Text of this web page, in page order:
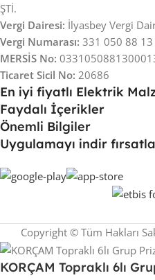
ŞTİ.
Vergi Dairesi: İlyasbey Vergi
Vergi Numarası: 331 050 88 13
MERSİS No:
Ticaret Sicil No: 20686
En iyi fiyatlı Elektrik
Faydalı İçerikler
Önemli Bilgiler
Uygulamayı indir
Copyright © Tüm Hakları
KORÇAM Topraklı 6lı